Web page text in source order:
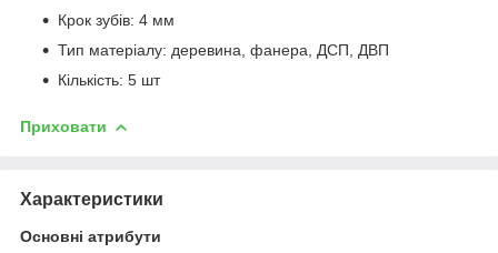
Крок зубів: 4 мм
Тип матеріалу: деревина, фанера, ДСП, ДВП
Кількість: 5 шт
Приховати
Характеристики
Основні атрибути